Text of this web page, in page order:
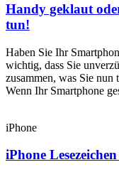
Handy geklaut
tun!
Haben Sie Ihr
wichtig, dass Sie
zusammen, was Sie nun
Wenn Ihr Smartphone
iPhone
iPhone